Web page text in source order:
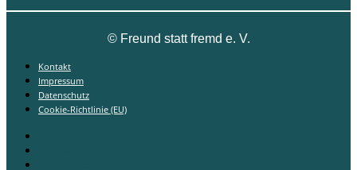
©Freund statt fremd e. V.
Kontakt
Impressum
Datenschutz
Cookie-Richtlinie (EU)